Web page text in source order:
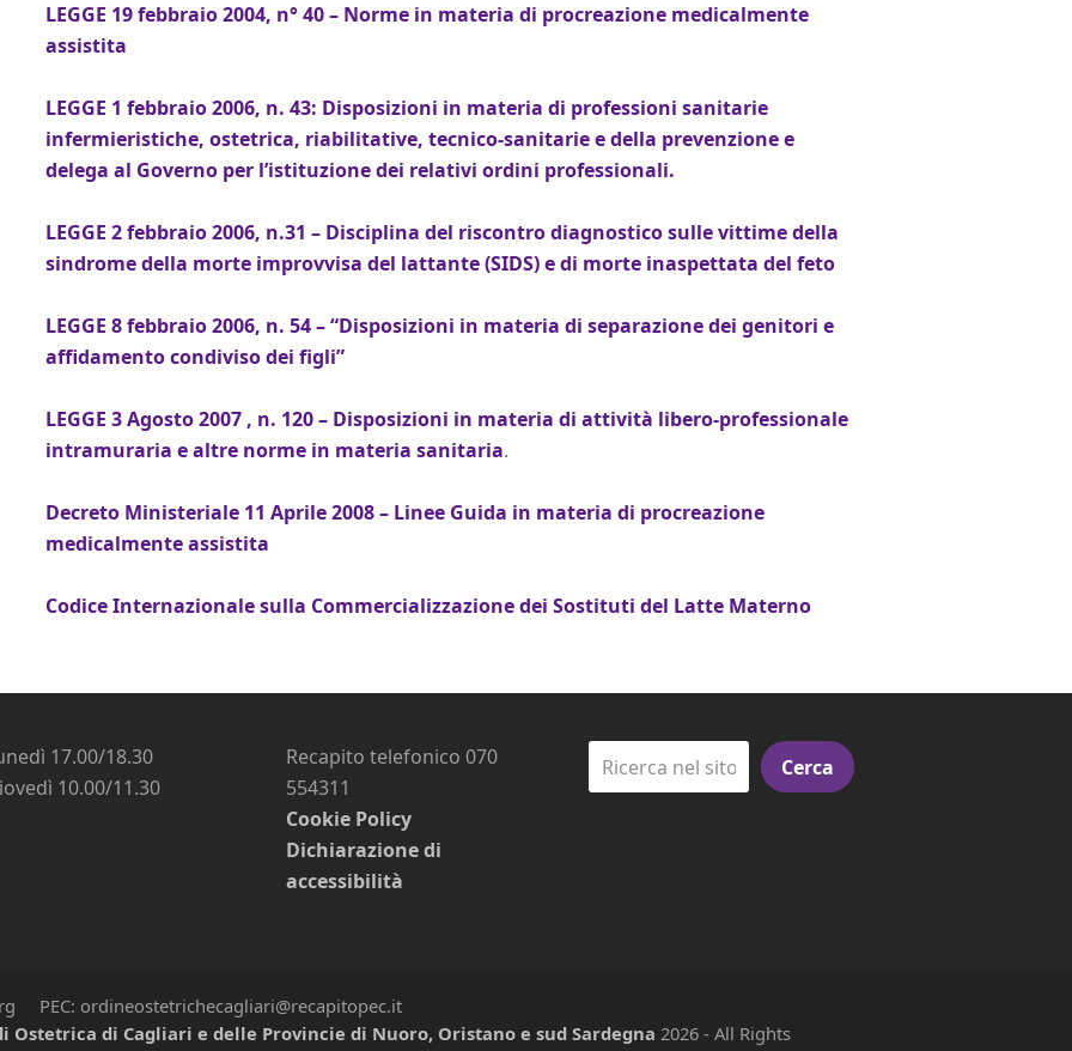
LEGGE 19 febbraio 2004, n° 40 – Norme in materia di procreazione medicalmente
assistita
LEGGE 1 febbraio 2006, n. 43: Disposizioni in materia di professioni sanitarie
infermieristiche, ostetrica, riabilitative, tecnico-sanitarie e della prevenzione e
delega al Governo per l’istituzione dei relativi ordini professionali.
LEGGE 2 febbraio 2006, n.31 – Disciplina del riscontro diagnostico sulle vittime della
sindrome della morte improvvisa del lattante (SIDS) e di morte inaspettata del feto
LEGGE 8 febbraio 2006, n. 54 – “Disposizioni in materia di separazione dei genitori e
affidamento condiviso dei figli”
LEGGE 3 Agosto 2007 , n. 120 – Disposizioni in materia di attività libero-professionale
intramuraria e altre norme in materia sanitaria.
Decreto Ministeriale 11 Aprile 2008 – Linee Guida in materia di procreazione
medicalmente assistita
Codice Internazionale sulla Commercializzazione dei Sostituti del Latte Materno
17.00/18.30
10.00/11.30
Recapito telefonico 070
554311
Cookie Policy
Dichiarazione di
accessibilità
Cerca
PEC: ordineostetrichecagliari@recapitopec.it
Ostetrica di Cagliari e delle Provincie di Nuoro, Oristano e sud Sardegna 2026 - All Rights